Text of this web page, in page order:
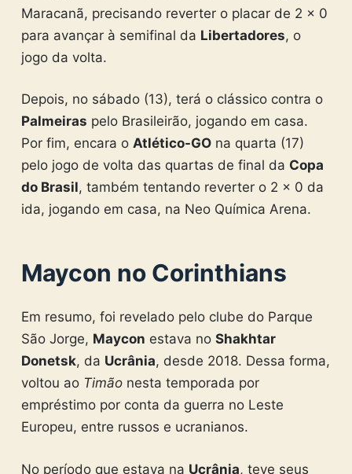
Maracanã, precisando reverter o placar de 2 x 0
para avançar à semifinal da Libertadores, o
jogo da volta.
Depois, no sábado (13), terá o clássico contra o
Palmeiras pelo Brasileirão, jogando em casa.
Por fim, encara o Atlético-GOna quarta (17)
pelo jogo de volta das quartas de final da Copa
do Brasil, também tentando reverter o 2 x 0 da
ida, jogando em casa, na Neo Química Arena.
Maycon no Corinthians
Em resumo, foi revelado pelo clube do Parque
São Jorge, Maycon estava no Shakhtar
Donetsk, da Ucrânia, desde 2018. Dessa forma,
voltou ao Timãonesta temporada por
empréstimo por conta da guerra no Leste
Europeu, entre russos e ucranianos.
No período que estava na Ucrânia, teve seus